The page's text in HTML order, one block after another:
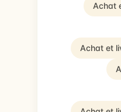
Achat
Achat et